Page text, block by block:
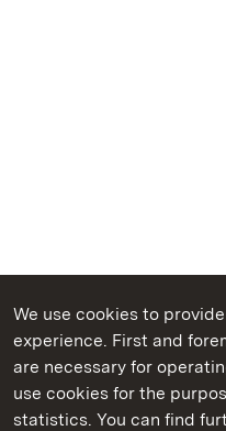
We use cookies to
experience. First and
are necessary for
use cookies for the
statistics. You can find
State Palaces and